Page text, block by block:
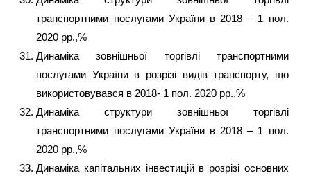
транспортними послугами України в 2018 – 1 пол.
2020 рр.,%
Динаміка зовнішньої торгівлі транспортними
послугами України в розрізі видів транспорту, що
використовувався в 2018- 1 пол. 2020 рр.,%
Динаміка структури зовнішньої торгівлі
транспортними послугами України в 2018 – 1 пол.
2020 рр.,%
Динаміка капітальних інвестицій в розрізі основних